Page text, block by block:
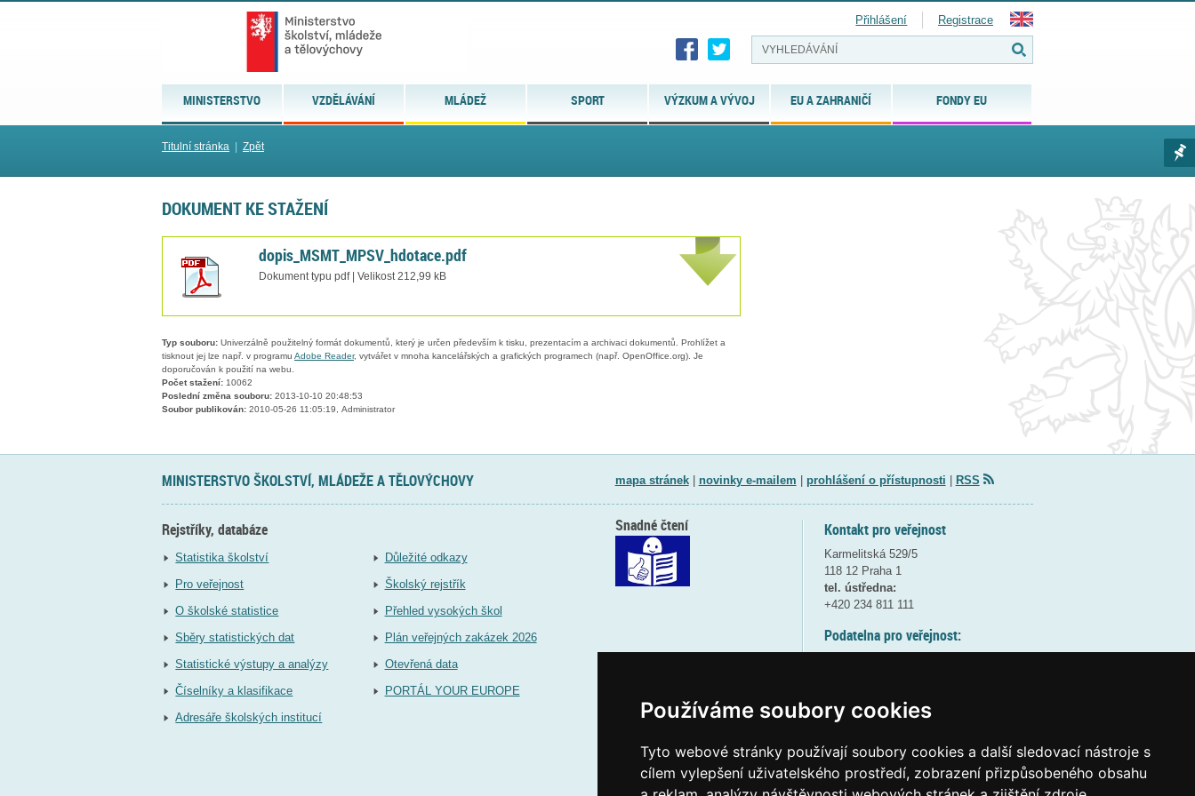
Používáme soubory cookies
Tyto webové stránky používají soubory cookies a další sledovací nástroje s
cílem vylepšení uživatelského prostředí, zobrazení přizpůsobeného obsahu
MINISTERSTVO VZDĚLÁVÁNÍ MLÁDEŽ SPORT VÝZKUM A VÝVOJ EU A ZAHRANIČÍ FONDY EU
Přihlášení Registrace
Titulní stránka Zpět
DOKUMENT KE STAŽENÍ
dopis_MSMT_MPSV_hdotace.pdf
Dokument typu pdf | Velikost 212,99 kB
Typ souboru: Univerzálně použitelný formát dokumentů, který je určen především k tisku, prezentacím a archivaci dokumentů. Prohlížet a
tisknout jej lze např. v programu Adobe Reader, vytvářet v mnoha kancelářských a grafických programech (např. OpenOffice.org). Je
doporučován k použití na webu.
Počet stažení: 10062
Poslední změna souboru: 2013-10-10 20:48:53
Soubor publikován: 2010-05-26 11:05:19, Administrator
MINISTERSTVO ŠKOLSTVÍ, MLÁDEŽE A TĚLOVÝCHOVY mapa stránek| novinky e-mailem prohlášení o přístupnosti RSS
Rejstříky, databáze
Statistika školství
Pro veřejnost
O školské statistice
Sběry statistických dat
Statistické výstupy a analýzy
Číselníky a klasifikace
Adresáře školských institucí
Důležité odkazy
Školský rejstřík
Přehled vysokých škol
Plán veřejných zakázek 2026
Otevřená data
PORTÁL YOUR EUROPE
Kontakt pro veřejnost
Karmelitská 529/5
118 12 Praha 1
tel. ústředna:
+420 234 811 111
Podatelna pro veřejnost:
(více informací
Elektronická podatelna:
Snadné čtení